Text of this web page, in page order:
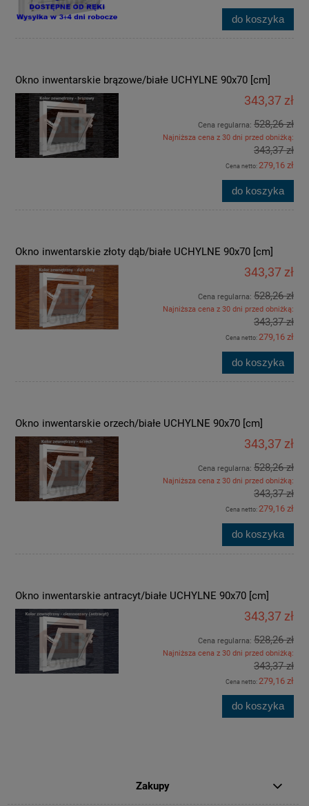
do koszyka
Okno inwentarskie brązowe/białe UCHYLNE 90x70 [cm]
343,37 zł
Cena regularna: 528,26 zł
Najniższa cena z 30 dni przed obniżką:
343,37 zł
Cena netto:279,16 zł
do koszyka
Okno inwentarskie złoty dąb/białe UCHYLNE 90x70 [cm]
343,37 zł
Cena regularna: 528,26 zł
Najniższa cena z 30 dni przed obniżką:
343,37 zł
Cena netto:279,16 zł
do koszyka
Okno inwentarskie orzech/białe UCHYLNE 90x70 [cm]
343,37 zł
Cena regularna: 528,26 zł
Najniższa cena z 30 dni przed obniżką:
343,37 zł
Cena netto:279,16 zł
do koszyka
Okno inwentarskie antracyt/białe UCHYLNE 90x70 [cm]
343,37 zł
Cena regularna: 528,26 zł
Najniższa cena z 30 dni przed obniżką:
343,37 zł
Cena netto:279,16 zł
do koszyka
Zakupy